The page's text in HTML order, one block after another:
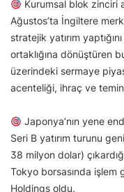
Kurumsal blok zinciri
Ağustos’ta İngiltere
stratejik yatırım
ortaklığına dönüştüren
üzerindeki sermaye
acenteliği, ihraç ve
Japonya’nın yene
Seri B yatırım turunu
38 milyon dolar)
Tokyo borsasında işlem
Holdings oldu.